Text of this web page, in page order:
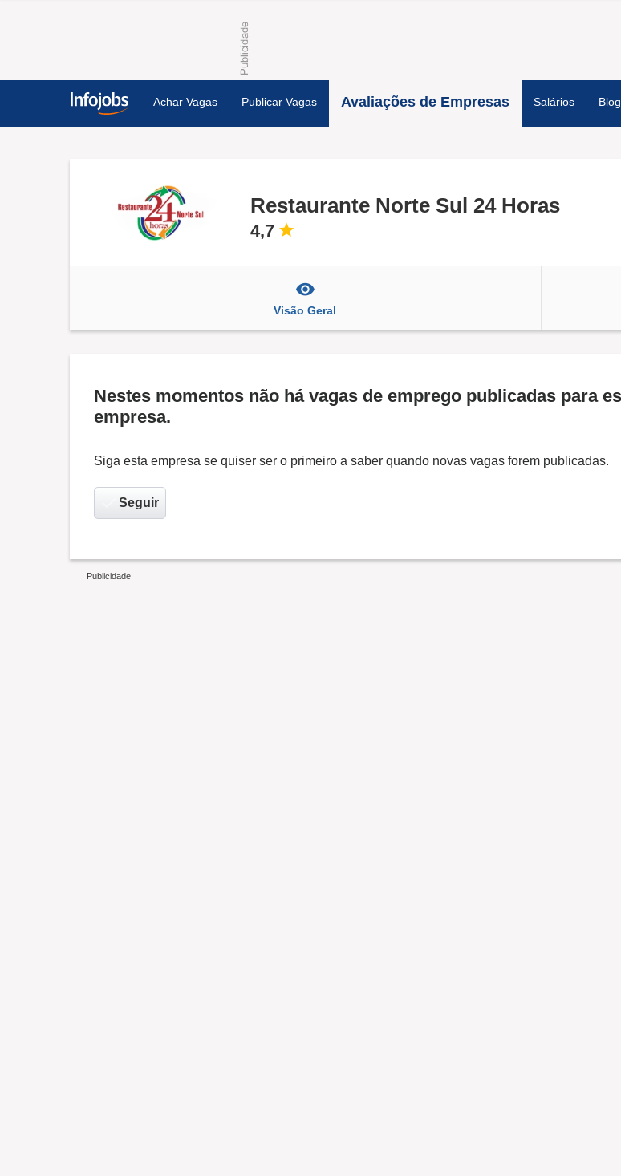
Achar Vagas Publicar Vagas Avaliações de Empresas Salários Blog
Restaurante Norte Sul 24 Horas
4,7
Visão Geral
Nestes momentos não há vagas de emprego publicadas para
empresa.
Siga esta empresa se quiser ser o primeiro a saber quando novas vagas forem publicadas.
Seguir